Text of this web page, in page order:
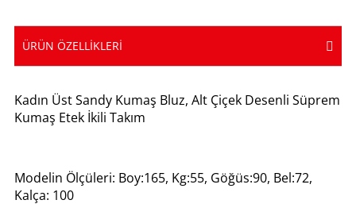
ÜRÜN ÖZELLIKLERI
Kadın Üst Sandy Kumaş Bluz, Alt Çiçek Desenli Süprem
Kumaş Etek İkili Takım
Modelin Ölçüleri: Boy:165, Kg:55, Göğüs:90, Bel:72,
Kalça: 100